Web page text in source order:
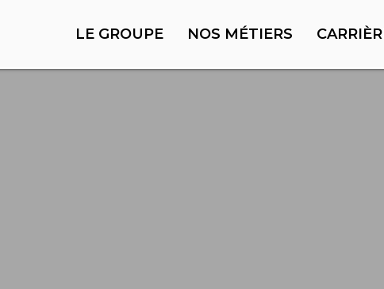
LE GROUPE NOS MÉTIERS